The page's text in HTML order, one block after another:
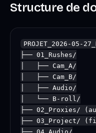
Structure de
PROJET_2026-05-
├── 01_Rushes/
│   ├── Cam_A/
│   ├── Cam_B/
│   ├── Audio/
│   └── B-roll/
├── 02_Proxies/
├── 03_Project/